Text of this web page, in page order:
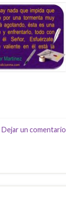
Dejar un comentario